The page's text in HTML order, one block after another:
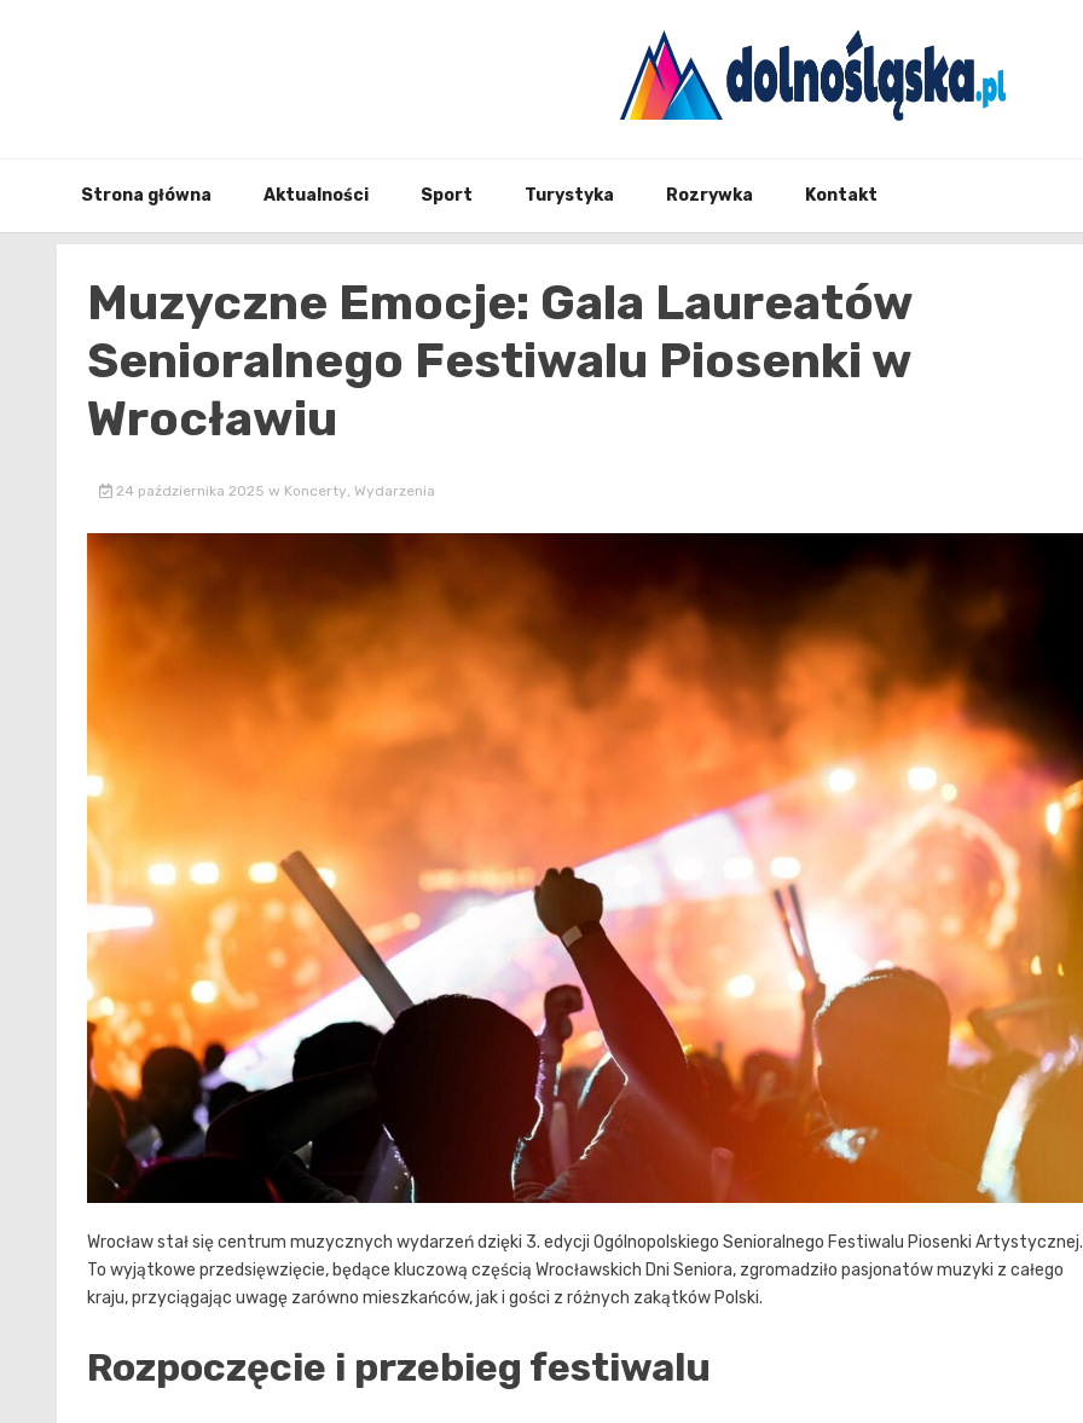
Strona główna Aktualności Sport Turystyka Rozrywka Kontakt
Muzyczne Emocje: Gala Laureatów
Senioralnego Festiwalu Piosenki w
Wrocławiu
24 października 2025 w Koncerty, Wydarzenia
Wrocław stał się centrum muzycznych wydarzeń dzięki 3. edycji Ogólnopolskiego Senioralnego Festiwalu Piosenki Artystycznej.
To wyjątkowe przedsięwzięcie, będące kluczową częścią Wrocławskich Dni Seniora, zgromadziło pasjonatów muzyki z całego
kraju, przyciągając uwagę zarówno mieszkańców, jak i gości z różnych zakątków Polski.
Rozpoczęcie i przebieg festiwalu